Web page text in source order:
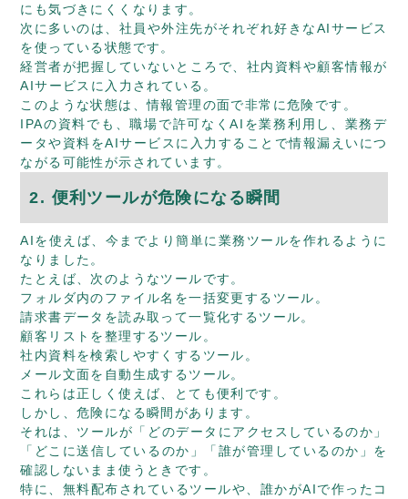
にも気づきにくくなります。
次に多いのは、社員や外注先がそれぞれ好きなAIサービス
を使っている状態です。
経営者が把握していないところで、社内資料や顧客情報が
AIサービスに入力されている。
このような状態は、情報管理の面で非常に危険です。
IPAの資料でも、職場で許可なくAIを業務利用し、業務デ
ータや資料をAIサービスに入力することで情報漏えいにつ
ながる可能性が示されています。
2. 便利ツールが危険になる瞬間
AIを使えば、今までより簡単に業務ツールを作れるように
なりました。
たとえば、次のようなツールです。
フォルダ内のファイル名を一括変更するツール。
請求書データを読み取って一覧化するツール。
顧客リストを整理するツール。
社内資料を検索しやすくするツール。
メール文面を自動生成するツール。
これらは正しく使えば、とても便利です。
しかし、危険になる瞬間があります。
それは、ツールが「どのデータにアクセスしているのか」
「どこに送信しているのか」「誰が管理しているのか」を
確認しないまま使うときです。
特に、無料配布されているツールや、誰かがAIで作ったコ